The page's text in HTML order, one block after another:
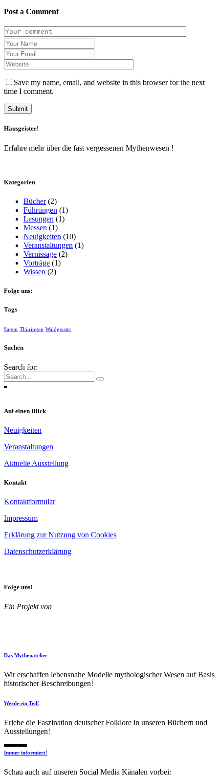
Post a Comment
Save my name, email, and website in this browser for the next
time I comment.
Submit
Hausgeister!
Erfahre mehr über die fast vergessenen Mythenwesen !
Kategorien
Bücher(2)
Führungen (1)
Lesungen (1)
Messen (1)
Neuigkeiten (10)
Veranstaltungen (1)
Vernissage (2)
Vorträge (1)
Wissen (2)
Folge uns:
Tags
Sagen Thüringen Waldgeister
Suchen
Search for:
Auf einen Blick
Neuigkeiten
Veranstaltungen
Aktuelle Ausstellung
Kontakt
Kontaktformular
Impressum
Erklärung zur Nutzung von Cookies
Datenschutzerklärung
Folge uns!
Ein Projekt von
Das Mythenatelier
Wir erschaffen lebensnahe Modelle mythologischer Wesen auf Basis
historischer Beschreibungen!
Werde ein Teil!
Erlebe die Faszination deutscher Folklore in unseren Büchern und
Ausstellungen!
Immer informiert!
Schau auch auf unseren Social Media Känalen vorbei: